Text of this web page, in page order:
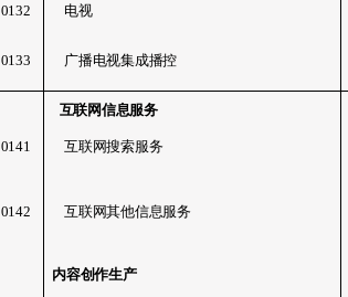
0132 电视
0133 广播电视集成播控
互联网信息服务
0141 互联网搜索服务
0142 互联网其他信息服务
内容创作生产